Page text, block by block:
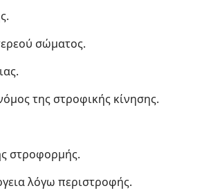
σώματος.
της στροφικής κίνησης.
στροφορμής.
λόγω περιστροφής.